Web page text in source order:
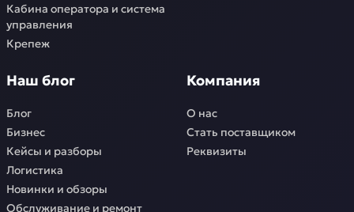
Кабина оператора и система
управления
Крепеж
Наш блог
Блог
Бизнес
Кейсы и разборы
Логистика
Новинки и обзоры
Обслуживание и ремонт
Компания
О нас
Стать поставщиком
Реквизиты